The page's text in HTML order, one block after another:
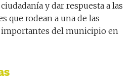
y dar respuesta a las
que rodean a una de las
del municipio en